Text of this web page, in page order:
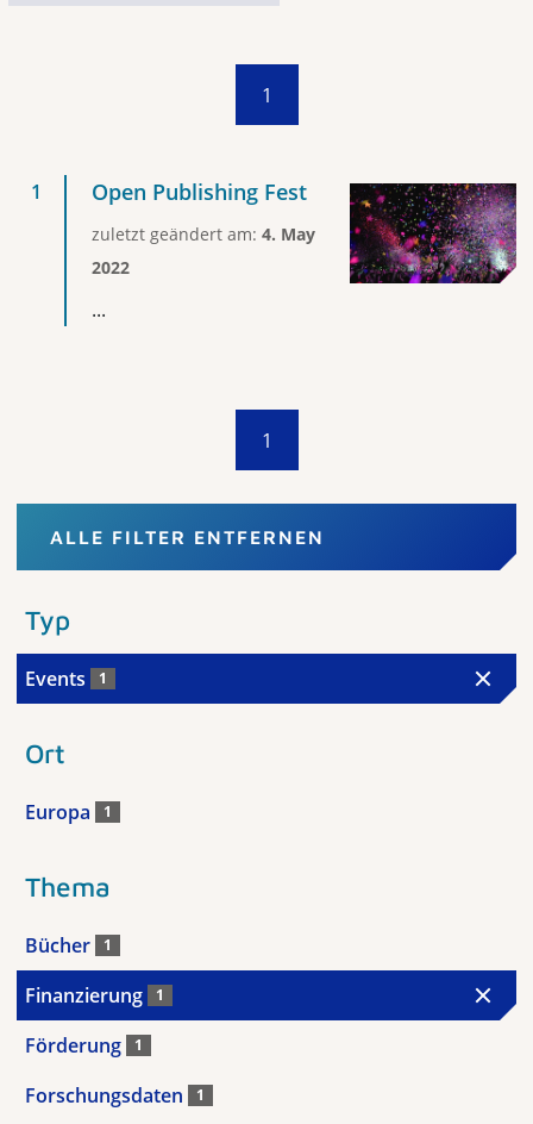
1
Open Publishing Fest
zuletzt geändert am: 4. May
2022
...
1
ALLE FILTER ENTFERNEN
Typ
Events 1
Ort
Europa 1
Thema
Bücher 1
Finanzierung 1
Förderung 1
Forschungsdaten 1